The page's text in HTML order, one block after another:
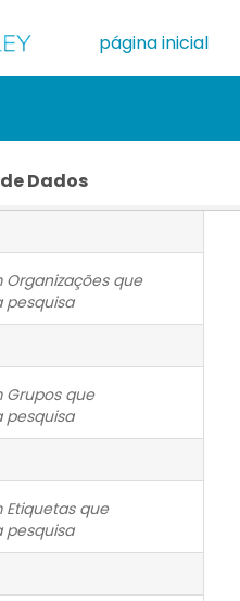
página inicial
Dados
que
pesquisa
Grupos que
pesquisa
Etiquetas que
pesquisa